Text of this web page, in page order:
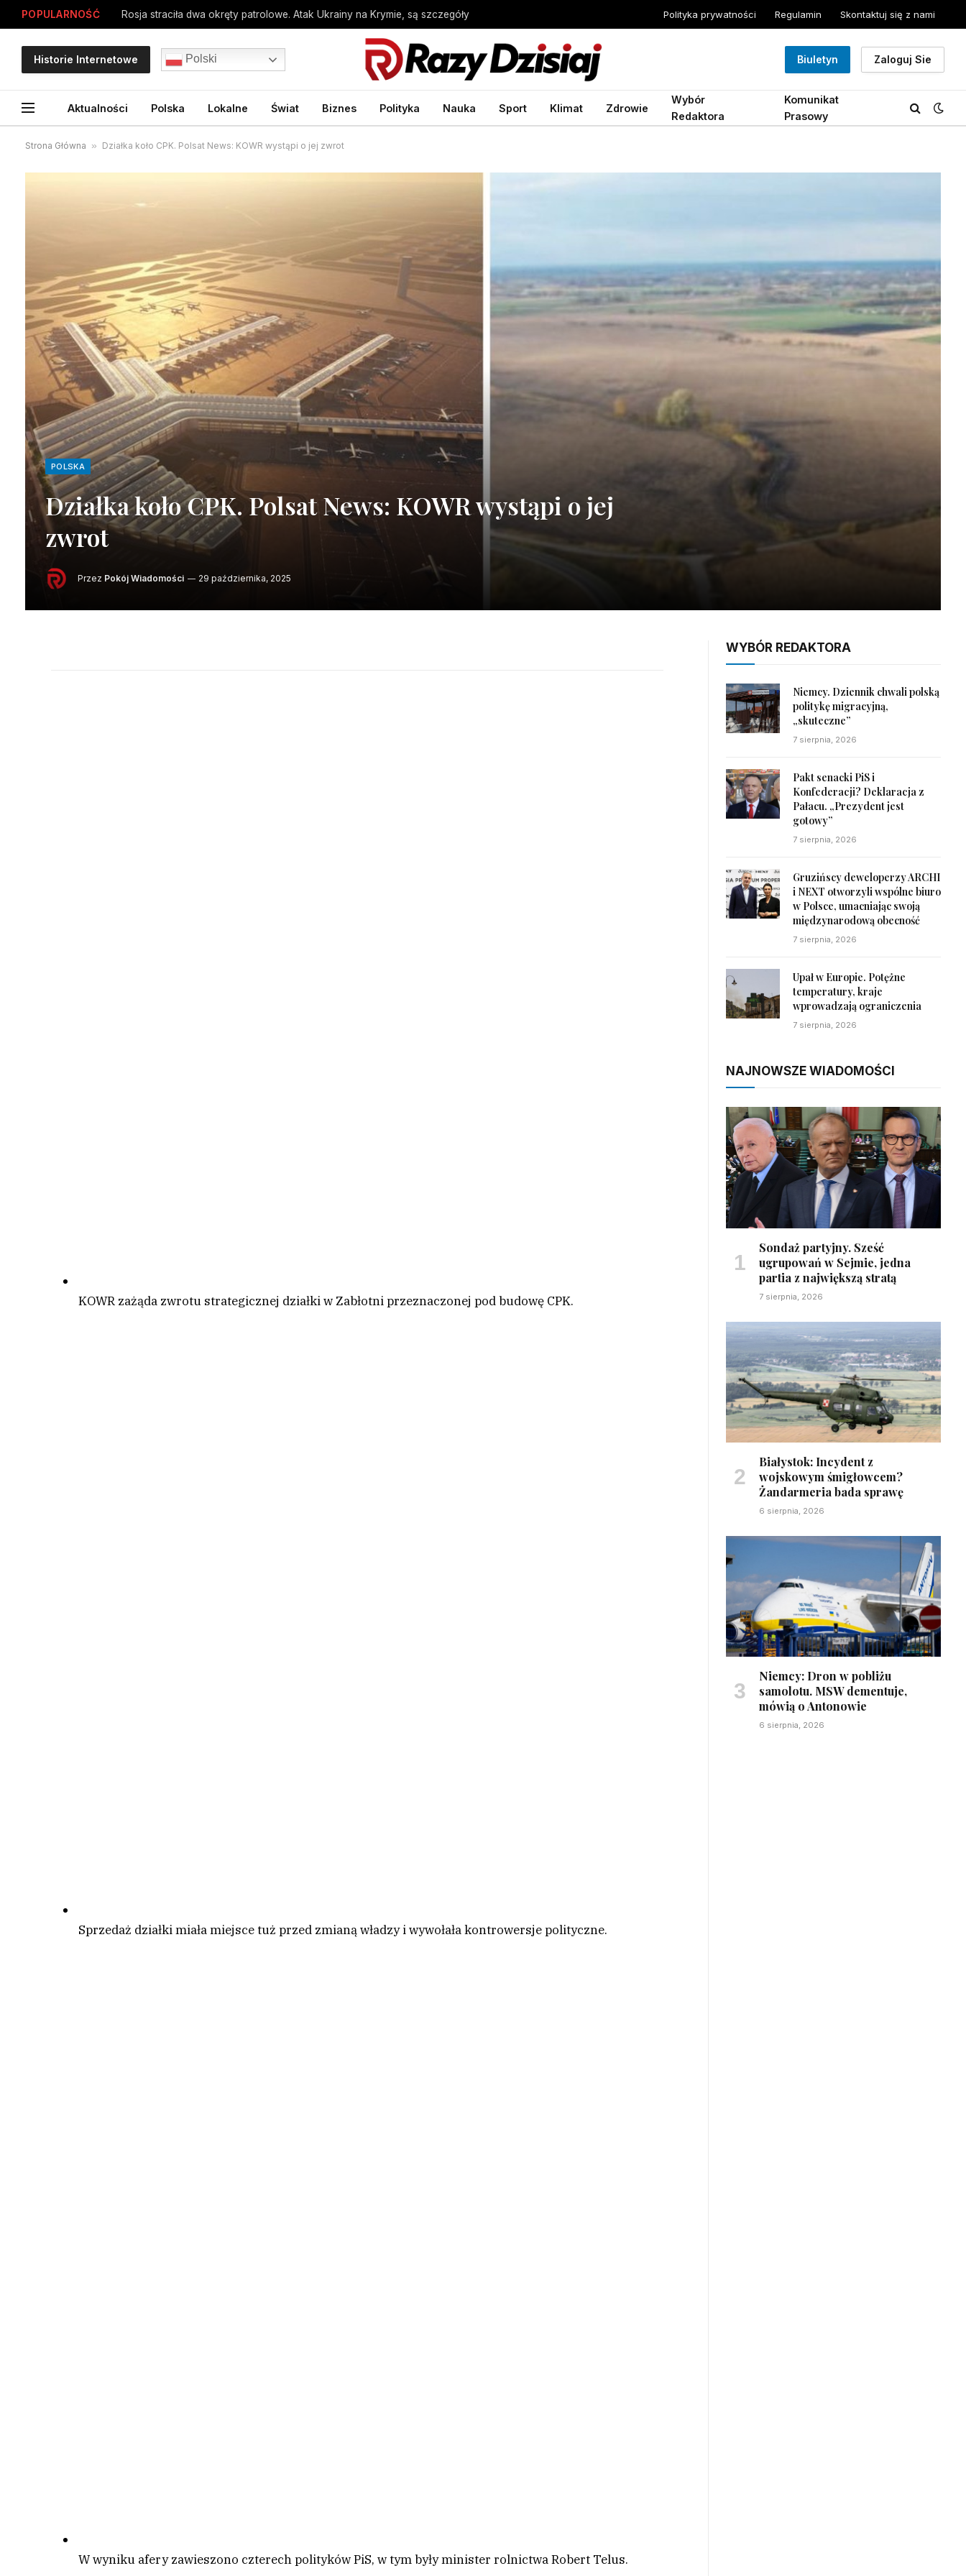
POPULARNOŚĆ Rosja straciła dwa okręty patrolowe. Atak Ukrainy na Krymie, są szczegóły Polityka prywatności Regulamin Skontaktuj się z nami
Historie Internetowe Polski Biuletyn Zaloguj Sie
Aktualności Polska Lokalne Świat Biznes Polityka Nauka Sport Klimat Zdrowie
Wybór
Redaktora
Komunikat
Prasowy
Strona Główna » Działka koło CPK. Polsat News: KOWR wystąpi o jej zwrot
POLSKA
Działka koło CPK. Polsat News: KOWR wystąpi o jej
zwrot
Przez Pokój Wiadomości 29 października, 2025
KOWR zażąda zwrotu strategicznej działki w Zabłotni przeznaczonej pod budowę CPK.
Sprzedaż działki miała miejsce tuż przed zmianą władzy i wywołała kontrowersje polityczne.
W wyniku afery zawieszono czterech polityków PiS, w tym były minister rolnictwa Robert Telus.
WYBÓR REDAKTORA
Niemcy. Dziennik chwali polską
politykę migracyjną,
„skuteczne”
7 sierpnia, 2026
Pakt senacki PiS i
Konfederacji? Deklaracja z
Pałacu. „Prezydent jest
gotowy”
7 sierpnia, 2026
Gruzińscy deweloperzy ARCHI
i NEXT otworzyli wspólne biuro
w Polsce, umacniając swoją
międzynarodową obecność
7 sierpnia, 2026
Upał w Europie. Potężne
temperatury, kraje
wprowadzają ograniczenia
7 sierpnia, 2026
NAJNOWSZE WIADOMOŚCI
Sondaż partyjny. Sześć
ugrupowań w Sejmie, jedna
partia z największą stratą
7 sierpnia, 2026
Białystok: Incydent z
wojskowym śmigłowcem?
Żandarmeria bada sprawę
6 sierpnia, 2026
Niemcy: Dron w pobliżu
samolotu. MSW dementuje,
mówią o Antonowie
6 sierpnia, 2026